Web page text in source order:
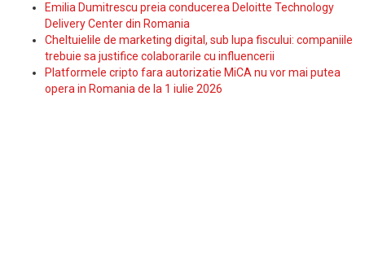
Emilia Dumitrescu preia conducerea Deloitte Technology
Delivery Center din Romania
Cheltuielile de marketing digital, sub lupa fiscului: companiile
trebuie sa justifice colaborarile cu influencerii
Platformele cripto fara autorizatie MiCA nu vor mai putea
opera in Romania de la 1 iulie 2026